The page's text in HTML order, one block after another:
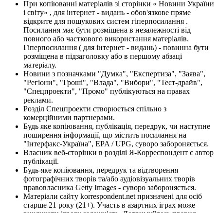
При копіюванні матеріалів зі сторінки « Новини України
і світу» , для інтернет - видань - обов'язкове пряме
відкрите для пошукових систем гіперпосилання .
Посилання має бути розміщена в незалежності від
повного або часткового використання матеріалів.
Гіперпосилання ( для інтернет - видань) - повинна бути
розміщена в підзаголовку або в першому абзаці
матеріалу.
Новини з позначками "Думка", "Експертиза", "Заява",
"Регіони", "Гроші", "Влада", "Вибори", "Тест-драйв",
"Спецпроекти", "Промо" публікуються на правах
реклами.
Розділ Спецпроекти створюється спільно з
комерційними партнерами.
Будь яке копіювання, публікація, передрук, чи наступне
поширення інформації, що містить посилання на
"Інтерфакс-Україна", EPA / UPG, суворо забороняється.
Власник веб-сторінки в розділі Я-Корреспондент є автор
публікації.
Будь-яке копіювання, передрук та відтворення
фотографічних творів та/або аудіовізуальних творів
правовласника Getty Images - суворо забороняється.
Матеріали сайту korrespondent.net призначені для осіб
старше 21 року (21+). Участь в азартних іграх може